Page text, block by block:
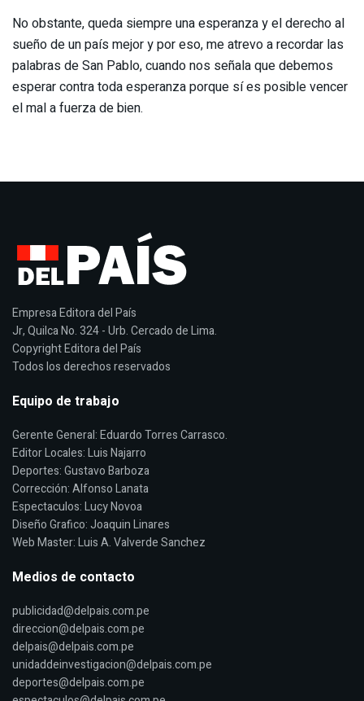
No obstante, queda siempre una esperanza y el derecho al
sueño de un país mejor y por eso, me atrevo a recordar las
palabras de San Pablo, cuando nos señala que debemos
esperar contra toda esperanza porque sí es posible vencer
el mal a fuerza de bien.
Empresa Editora del País
Jr, Quilca No. 324 - Urb. Cercado de Lima.
Copyright Editora del País
Todos los derechos reservados
Equipo de trabajo
Gerente General: Eduardo Torres Carrasco.
Editor Locales: Luis Najarro
Deportes: Gustavo Barboza
Corrección: Alfonso Lanata
Espectaculos: Lucy Novoa
Diseño Grafico: Joaquin Linares
Web Master: Luis A. Valverde Sanchez
Medios de contacto
publicidad@delpais.com.pe
direccion@delpais.com.pe
delpais@delpais.com.pe
unidaddeinvestigacion@delpais.com.pe
deportes@delpais.com.pe